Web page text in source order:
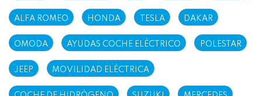
ALFA ROMEO HONDA TESLA DAKAR
OMODA AYUDAS COCHE ELÉCTRICO POLESTAR
JEEP MOVILIDAD ELÉCTRICA